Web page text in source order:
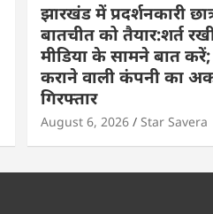
झारखंड में प्रदर्शनकारी
बातचीत को तैयार:शर्त
मीडिया के सामने बात करें;
कराने वाली कंपनी का
गिरफ्तार
August 6, 2026 Star Savera